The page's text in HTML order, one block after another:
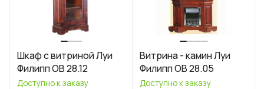
Шкаф с витриной Луи
Филипп ОВ 28.12
Доступно к заказу
Витрина - камин Луи
Филипп ОВ 28.05
Доступно к заказу